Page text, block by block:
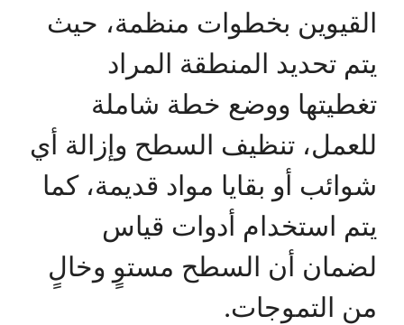
القيوين بخطوات منظمة، حيث
يتم تحديد المنطقة المراد
تغطيتها ووضع خطة شاملة
للعمل، تنظيف السطح وإزالة أي
شوائب أو بقايا مواد قديمة، كما
يتم استخدام أدوات قياس
لضمان أن السطح مستوٍ وخالٍ
من التموجات.